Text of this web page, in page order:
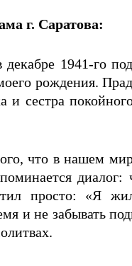
г. Саратова:
1941-го
рождения.
сестра
что в нашем
диалог:
просто: «Я
и не забывать